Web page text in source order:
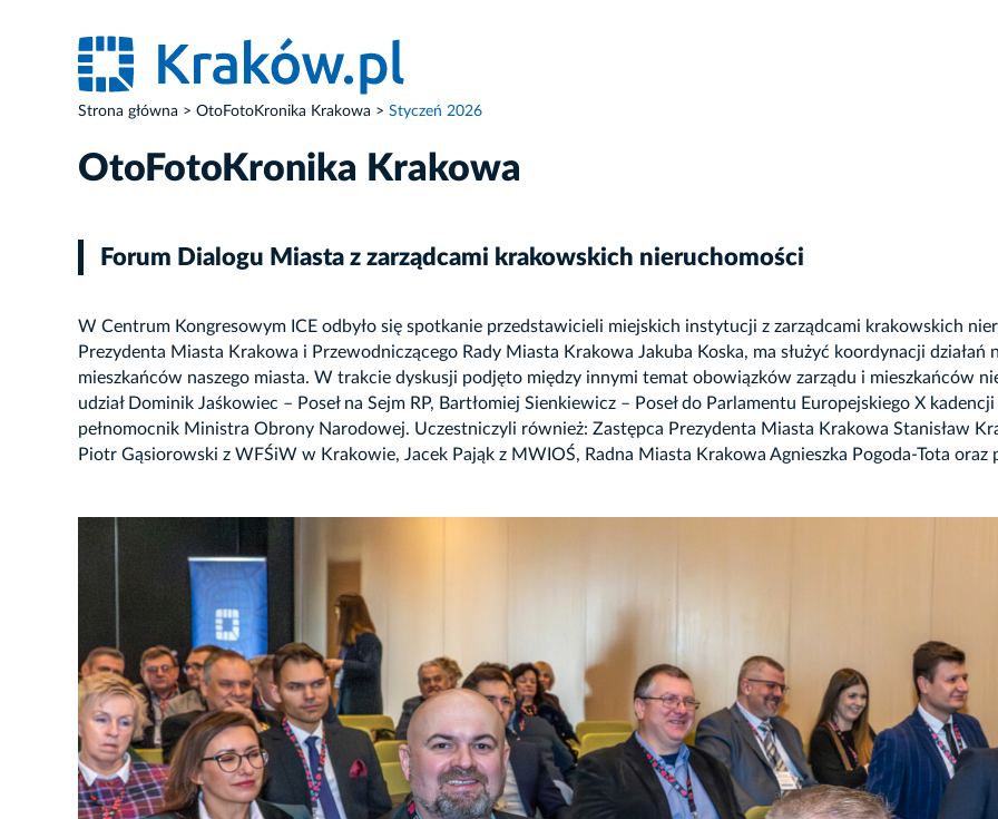
Strona główna OtoFotoKronika Krakowa Styczeń 2026
OtoFotoKronika Krakowa
Forum Dialogu Miasta z zarządcami krakowskich nieruchomości
W Centrum Kongresowym ICE odbyło się spotkanie przedstawicieli miejskich instytucji z zarządcami krakowskich
Prezydenta Miasta Krakowa i Przewodniczącego Rady Miasta Krakowa Jakuba Koska, ma służyć koordynacji
mieszkańców naszego miasta. W trakcie dyskusji podjęto między innymi temat obowiązków zarządu i mieszkańców
udział Dominik Jaśkowiec – Poseł na Sejm RP, Bartłomiej Sienkiewicz – Poseł do Parlamentu Europejskiego X
pełnomocnik Ministra Obrony Narodowej. Uczestniczyli również: Zastępca Prezydenta Miasta Krakowa Stanisław
Piotr Gąsiorowski z WFŚiW w Krakowie, Jacek Pająk z MWIOŚ, Radna Miasta Krakowa Agnieszka Pogoda-Tota oraz